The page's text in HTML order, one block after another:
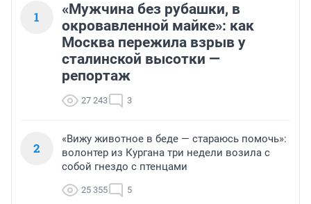
1
«Мужчина без рубашки, в
окровавленной майке»: как
Москва пережила взрыв у
сталинской высотки —
репортаж
27 243 3
2
«Вижу животное в беде — стараюсь помочь»:
волонтер из Кургана три недели возила с
собой гнездо с птенцами
25 355 5